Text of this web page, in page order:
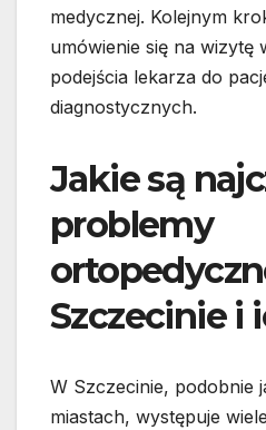
medycznej. Kolejnym
umówienie się na wizytę
podejścia lekarza do
diagnostycznych.
Jakie są
problemy
Szczecinie i
W Szczecinie, podobnie
miastach, występuje